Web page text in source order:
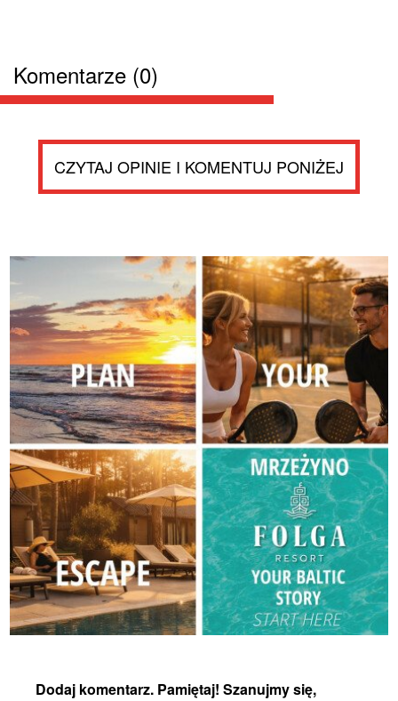
Komentarze (0)
CZYTAJ OPINIE I KOMENTUJ PONIŻEJ
Dodaj komentarz. Pamiętaj! Szanujmy się,